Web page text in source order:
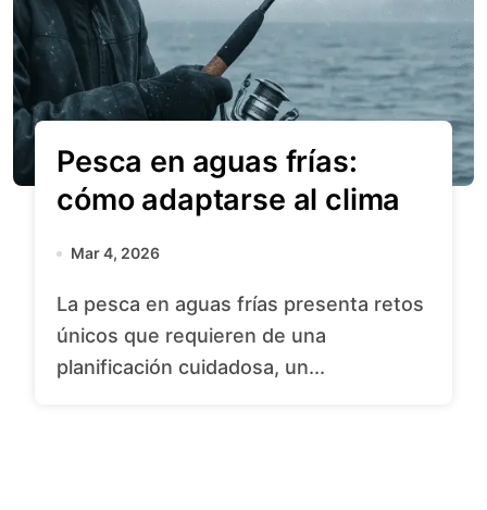
Pesca en aguas frías:
cómo adaptarse al clima
Mar 4, 2026
La pesca en aguas frías presenta retos
únicos que requieren de una
planificación cuidadosa, un...